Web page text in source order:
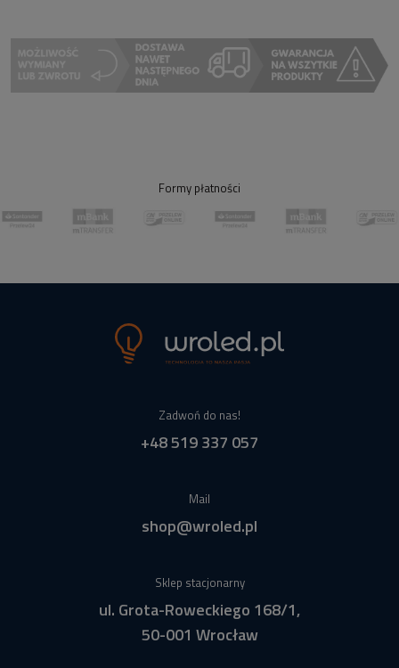
Formy płatności
Zadwoń do nas!
+48 519 337 057
Mail
shop@wroled.pl
Sklep stacjonarny
ul. Grota-Roweckiego 168/1,
50-001 Wrocław